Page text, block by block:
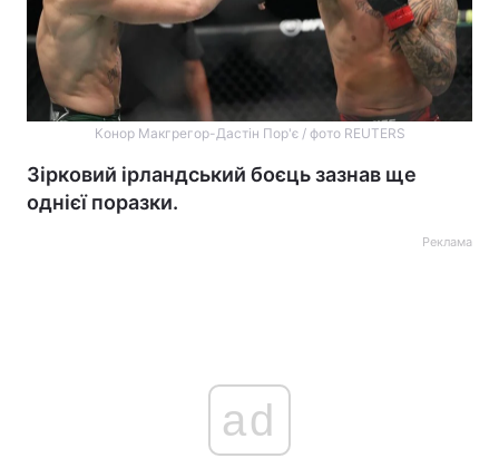
Конор Макгрегор-Дастін Пор'є / фото REUTERS
Зірковий ірландський боєць зазнав ще
однієї поразки.
Реклама
ad